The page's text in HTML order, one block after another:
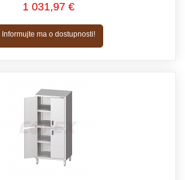
1 031,97 €
Informujte ma o dostupnosti!